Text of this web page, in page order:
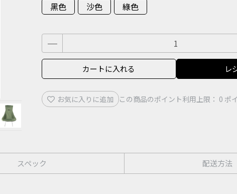
黑色
沙色 綠色
カートに入れる レ
お気に入りに追加 この商品のポイント利用上限： 0 ポ
スペック 配送方法